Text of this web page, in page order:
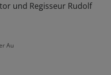
und Regisseur Rudolf
Au